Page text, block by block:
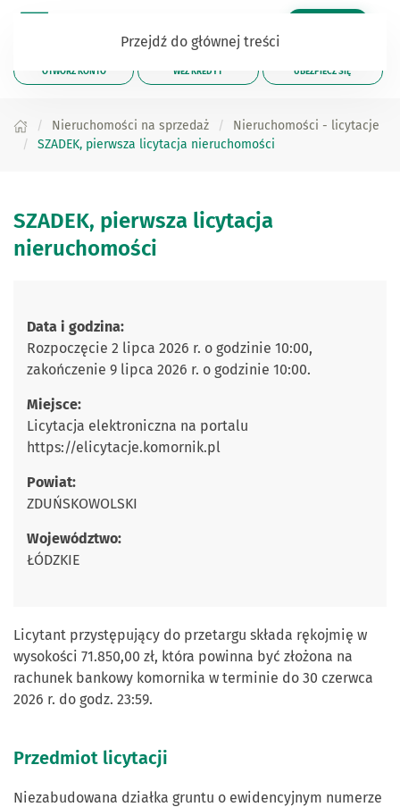
Przejdź do głównej treści
OTWÓRZ KONTO WEŹ KREDYT UBEZPIECZ SIĘ
Nieruchomości na sprzedaż
Nieruchomości - licytacje
SZADEK, pierwsza licytacja nieruchomości
SZADEK, pierwsza licytacja
nieruchomości
Licytant przystępujący do przetargu składa rękojmię w
wysokości 71.850,00 zł, która powinna być złożona na
rachunek bankowy komornika w terminie do 30 czerwca
2026 r. do godz. 23:59.
Przedmiot licytacji
Niezabudowana działka gruntu o ewidencyjnym numerze
Data i godzina:
Rozpoczęcie 2 lipca 2026 r. o godzinie 10:00,
zakończenie 9 lipca 2026 r. o godzinie 10:00.
Miejsce:
Licytacja elektroniczna na portalu
https://elicytacje.komornik.pl
Powiat:
ZDUŃSKOWOLSKI
Województwo:
ŁÓDZKIE